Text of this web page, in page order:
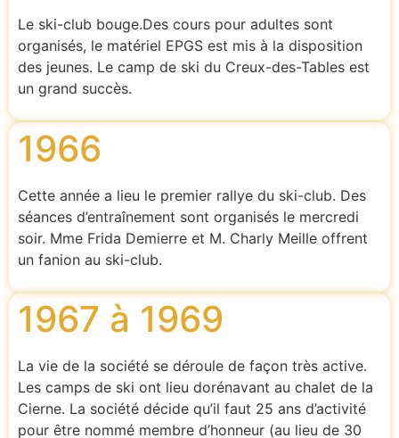
Le ski-club bouge.Des cours pour adultes sont
organisés, le matériel EPGS est mis à la disposition
des jeunes. Le camp de ski du Creux-des-Tables est
un grand succès.
1966
Cette année a lieu le premier rallye du ski-club. Des
séances d’entraînement sont organisés le mercredi
soir. Mme Frida Demierre et M. Charly Meille offrent
un fanion au ski-club.
1967 à 1969
La vie de la société se déroule de façon très active.
Les camps de ski ont lieu dorénavant au chalet de la
Cierne. La société décide qu’il faut 25 ans d’activité
pour être nommé membre d’honneur (au lieu de 30